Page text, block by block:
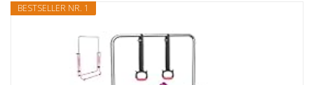
BESTSELLER NR. 1